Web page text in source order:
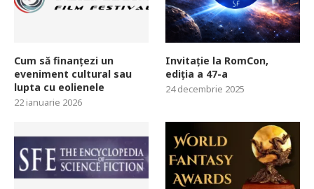
Cum să finanțezi un
eveniment cultural sau
lupta cu eolienele
22 ianuarie 2026
Invitație la RomCon,
ediția a 47-a
24 decembrie 2025